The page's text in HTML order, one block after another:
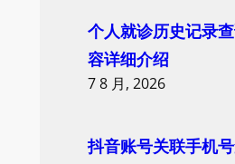
个人就诊历史记录
容详细介绍
7 8 月, 2026
抖音账号关联手机